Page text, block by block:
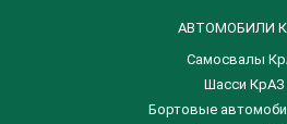
АВТОМОБИЛИ
Самосвалы
Шасси КрАЗ
Бортовые